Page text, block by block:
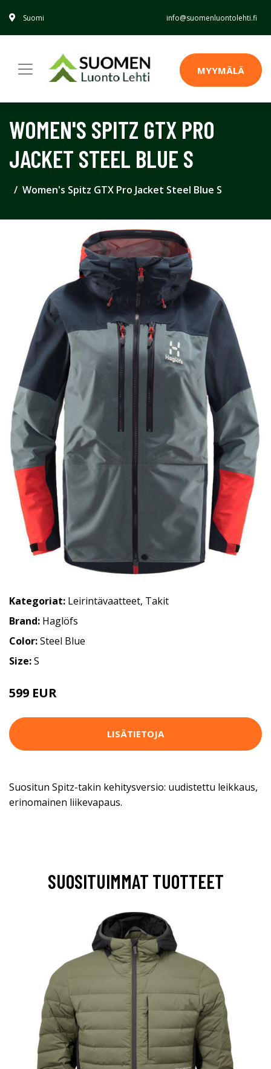
Suomi info@suomenluontolehti.fi
MYYMÄLÄ
WOMEN'S SPITZ GTX PRO
JACKET STEEL BLUE S
Women's Spitz GTX Pro Jacket Steel Blue S
Kategoriat: Leirintävaatteet, Takit
Brand: Haglöfs
Color:Steel Blue
Size:S
599 EUR
LISÄTIETOJA
Suositun Spitz-takin kehitysversio: uudistettu leikkaus,
erinomainen liikevapaus.
SUOSITUIMMAT TUOTTEET